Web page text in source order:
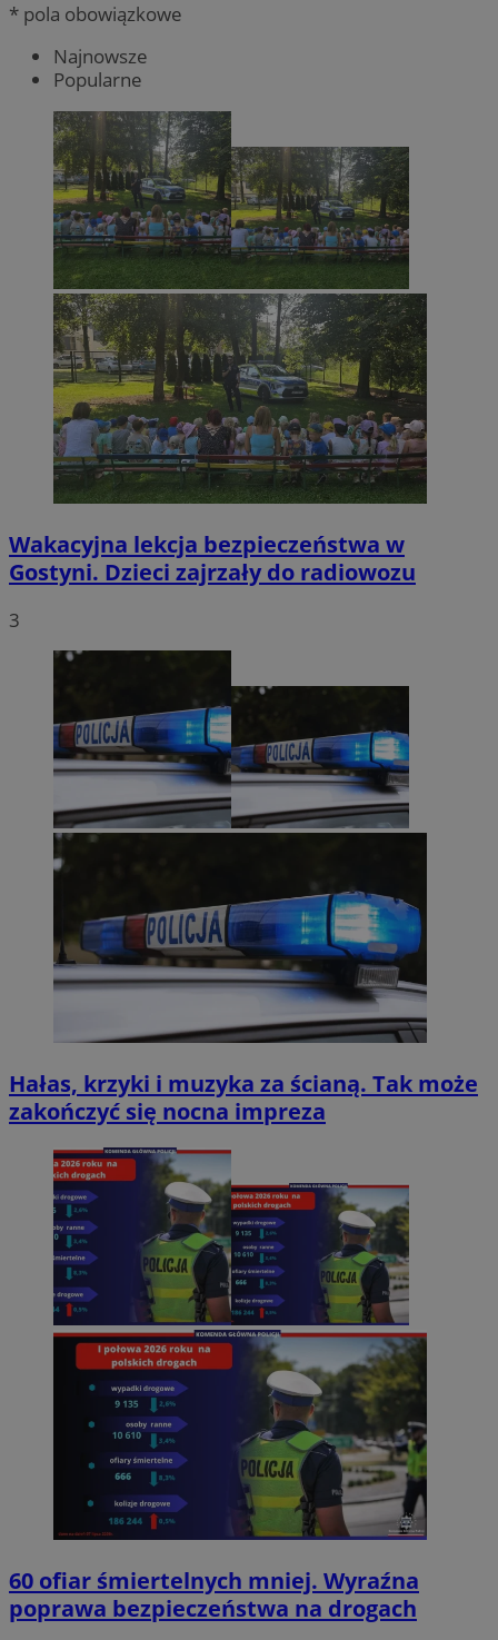
* pola obowiązkowe
Najnowsze
Popularne
Wakacyjna lekcja bezpieczeństwa w
Gostyni. Dzieci zajrzały do radiowozu
3
Hałas, krzyki i muzyka za ścianą. Tak może
zakończyć się nocna impreza
60 ofiar śmiertelnych mniej. Wyraźna
poprawa bezpieczeństwa na drogach